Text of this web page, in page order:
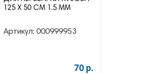
125 Х 50 СМ 1.5 ММ
Артикул: 000999953
70 р.